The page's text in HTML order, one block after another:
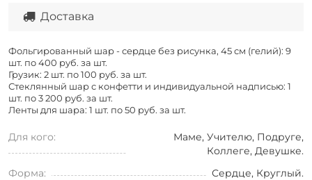
Доставка
Фольгированный шар - сердце без рисунка, 45 см (гелий): 9
шт. по 400 руб. за шт.
Грузик: 2 шт. по 100 руб. за шт.
Стеклянный шар с конфетти и индивидуальной надписью: 1
шт. по 3 200 руб. за шт.
Ленты для шара: 1 шт. по 50 руб. за шт.
Для кого:
Маме, Учителю, Подруге,
Коллеге, Девушке.
Форма:
Сердце, Круглый.